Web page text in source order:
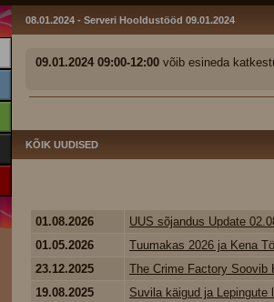
08.01.2024 - Serveri Hooldustööd 09.01.2024
09.01.2024 09:00-12:00 võib esineda
KÕIK UUDISED
01.08.2026
UUS sõjandus Update
01.05.2026
Tuumakas 2026 ja Kena
23.12.2025
The Crime Factory Soovib
19.08.2025
Suvila käigud ja Lepingute